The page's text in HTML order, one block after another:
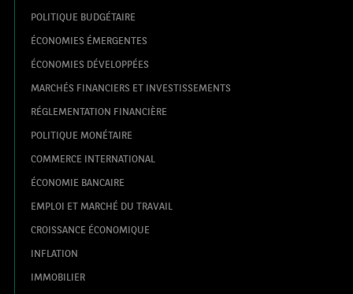
POLITIQUE BUDGÉTAIRE
ÉCONOMIES ÉMERGENTES
ÉCONOMIES DÉVELOPPÉES
MARCHÉS FINANCIERS ET INVESTISSEMENTS
RÉGLEMENTATION FINANCIÈRE
POLITIQUE MONÉTAIRE
COMMERCE INTERNATIONAL
ÉCONOMIE BANCAIRE
EMPLOI ET MARCHÉ DU TRAVAIL
CROISSANCE ÉCONOMIQUE
INFLATION
IMMOBILIER